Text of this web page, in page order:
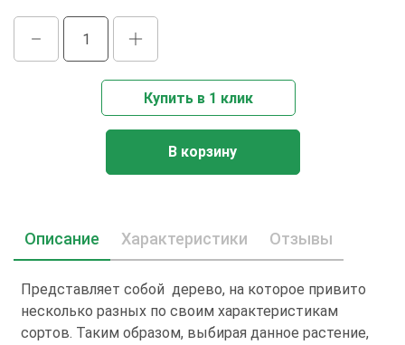
Купить в 1 клик
В корзину
Описание Характеристики Отзывы
Представляет собой дерево, на которое привито
несколько разных по своим характеристикам
сортов. Таким образом, выбирая данное растение,